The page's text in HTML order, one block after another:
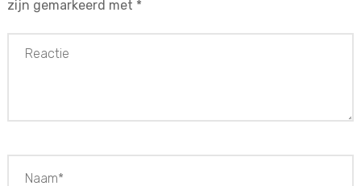
zijn gemarkeerd met *